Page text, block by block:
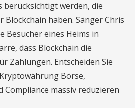
berücksichtigt werden, die
Blockchain haben. Sänger Chris
Besucher eines Heims in
dass Blockchain die
Zahlungen. Entscheiden Sie
Börse,
massiv reduzieren